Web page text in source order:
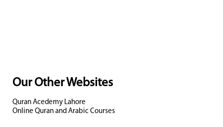
Our Other Websites
Quran Acedemy Lahore
Online Quran and Arabic Courses